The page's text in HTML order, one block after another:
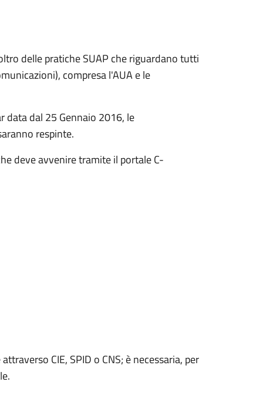
delle pratiche SUAP che riguardano tutti
compresa l'AUA e le
data dal 25 Gennaio 2016, le
respinte.
deve avvenire tramite il portale C-
CIE, SPID o CNS; è necessaria, per